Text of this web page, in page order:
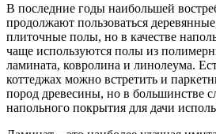
В последние годы наибольшей
продолжают пользоваться
плиточные полы, но в качестве
чаще используются полы из
ламината, ковролина и линолеума.
коттеджах можно встретить и
пород древесины, но в большинстве
напольного покрытия для дачи